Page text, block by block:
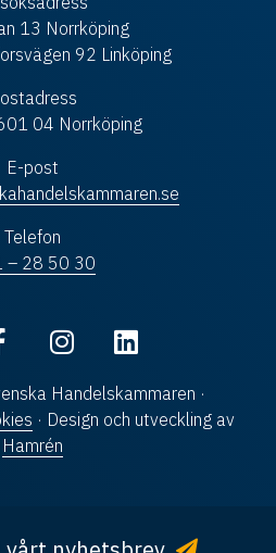
13 Norrköping
92 Linköping
04 Norrköping
E-post
Telefon
– 28 50 30
Handelskammaren ·
· Design och utveckling av
Hamrén